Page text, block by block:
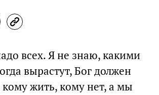
всех. Я не знаю, какими
вырастут, Бог должен
кому жить, кому нет, а мы